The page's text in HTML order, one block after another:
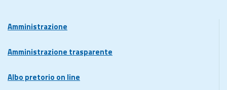
Amministrazione
Amministrazione trasparente
Albo pretorio on line